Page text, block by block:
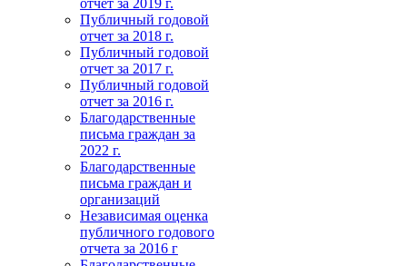
отчет за 2019 г.
Публичный годовой
отчет за 2018 г.
Публичный годовой
отчет за 2017 г.
Публичный годовой
отчет за 2016 г.
Благодарственные
письма граждан за
2022 г.
Благодарственные
письма граждан и
организаций
Независимая оценка
публичного годового
отчета за 2016 г